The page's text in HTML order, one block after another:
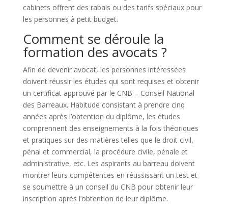
cabinets offrent des rabais ou des tarifs spéciaux pour
les personnes à petit budget.
Comment se déroule la
formation des avocats ?
Afin de devenir avocat, les personnes intéressées
doivent réussir les études qui sont requises et obtenir
un certificat approuvé par le CNB – Conseil National
des Barreaux. Habitude consistant à prendre cinq
années après l’obtention du diplôme, les études
comprennent des enseignements à la fois théoriques
et pratiques sur des matières telles que le droit civil,
pénal et commercial, la procédure civile, pénale et
administrative, etc. Les aspirants au barreau doivent
montrer leurs compétences en réussissant un test et
se soumettre à un conseil du CNB pour obtenir leur
inscription après l’obtention de leur diplôme.